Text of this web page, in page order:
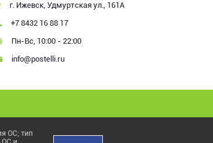
г. Ижевск, Удмуртская ул., 161А
+7 8432 16 88 17
Пн-Вс, 10:00 - 22:00
info@postelli.ru
ОС; тип